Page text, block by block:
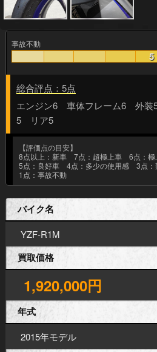
事故不動
5
総合評点：5点
エンジン6 車体フレーム6 外
5 リア5
【評価点の目安】
8点以上：新車 7点：超極上車 6点：極
5点：良好車 4点：多少の使用感 3点
1点：事故不動
バイク名
YZF-R1M
買取価格
1,920,000円
年式
2015年モデル